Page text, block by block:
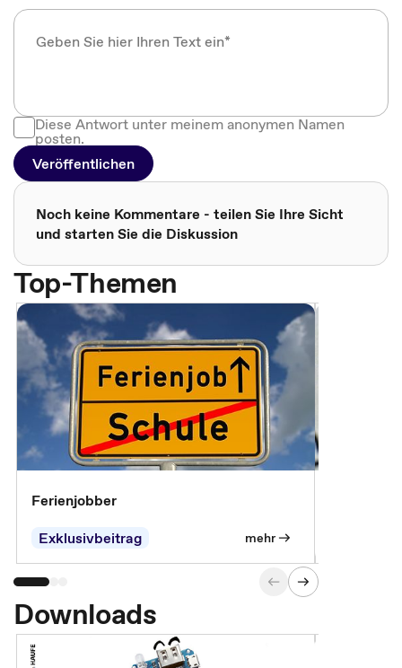
Diese Antwort unter meinem anonymen Namen
posten.
Veröffentlichen
Noch keine Kommentare - teilen Sie Ihre Sicht
und starten Sie die Diskussion
Top-Themen
Ferienjobber
Exklusivbeitrag
mehr
Downloads